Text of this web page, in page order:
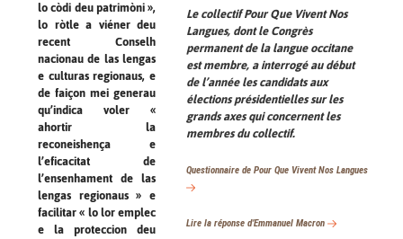
lo còdi deu patrimòni »,
lo ròtle a viéner deu
recent Conselh
nacionau de las lengas
e culturas regionaus, e
de faiçon mei generau
qu’indica voler «
ahortir la
reconeishença e
l’eficacitat de
l’ensenhament de las
lengas regionaus » e
facilitar « lo lor emplec
e la proteccion deu
Le collectifPour Que Vivent Nos
Langues, dont le Congrès
permanent de la langue occitane
est membre, a interrogé au début
de l’année les candidats aux
élections présidentielles sur les
grands axes qui concernent les
membres du collectif.
Questionnaire de Pour Que Vivent Nos Langues
Lire la réponse d’Emmanuel Macron